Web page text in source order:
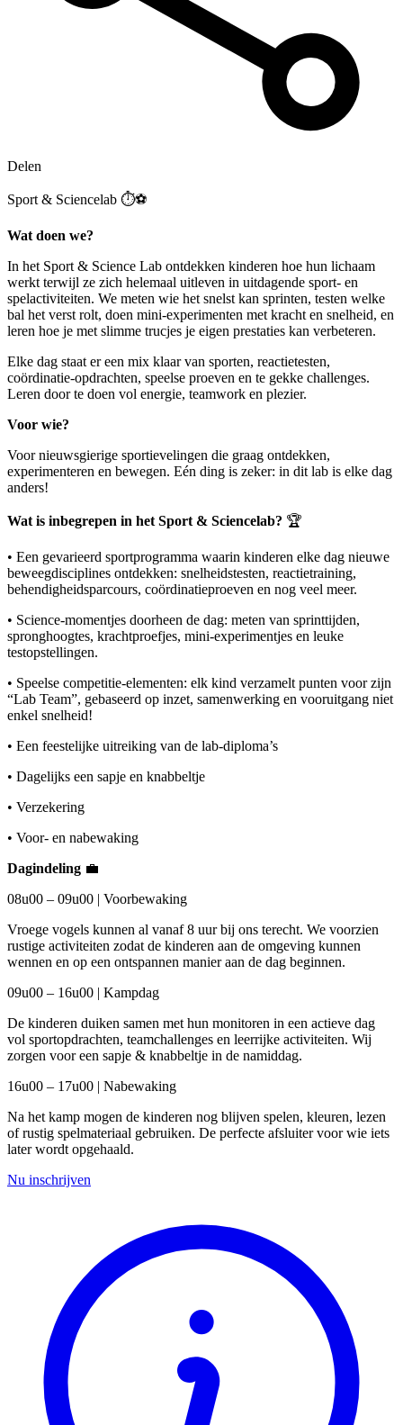
Delen
Sport & Sciencelab ⏱️⚽️
Wat doen we?
In het Sport & Science Lab ontdekken kinderen hoe hun lichaam
werkt terwijl ze zich helemaal uitleven in uitdagende sport- en
spelactiviteiten. We meten wie het snelst kan sprinten, testen welke
bal het verst rolt, doen mini-experimenten met kracht en snelheid, en
leren hoe je met slimme trucjes je eigen prestaties kan verbeteren.
Elke dag staat er een mix klaar van sporten, reactietesten,
coördinatie-opdrachten, speelse proeven en te gekke challenges.
Leren door te doen vol energie, teamwork en plezier.
Voor wie?
Voor nieuwsgierige sportievelingen die graag ontdekken,
experimenteren en bewegen. Eén ding is zeker: in dit lab is elke dag
anders!
Wat is inbegrepen in het Sport & Sciencelab? 🏆
• Een gevarieerd sportprogramma waarin kinderen elke dag nieuwe
beweegdisciplines ontdekken: snelheidstesten, reactietraining,
behendigheidsparcours, coördinatieproeven en nog veel meer.
• Science-momentjes doorheen de dag: meten van sprinttijden,
spronghoogtes, krachtproefjes, mini-experimentjes en leuke
testopstellingen.
• Speelse competitie-elementen: elk kind verzamelt punten voor zijn
“Lab Team”, gebaseerd op inzet, samenwerking en vooruitgang niet
enkel snelheid!
• Een feestelijke uitreiking van de lab-diploma’s
• Dagelijks een sapje en knabbeltje
• Verzekering
• Voor- en nabewaking
Dagindeling 💼
08u00 – 09u00 | Voorbewaking
Vroege vogels kunnen al vanaf 8 uur bij ons terecht. We voorzien
rustige activiteiten zodat de kinderen aan de omgeving kunnen
wennen en op een ontspannen manier aan de dag beginnen.
09u00 – 16u00 | Kampdag
De kinderen duiken samen met hun monitoren in een actieve dag
vol sportopdrachten, teamchallenges en leerrijke activiteiten. Wij
zorgen voor een sapje & knabbeltje in de namiddag.
16u00 – 17u00 | Nabewaking
Na het kamp mogen de kinderen nog blijven spelen, kleuren, lezen
of rustig spelmateriaal gebruiken. De perfecte afsluiter voor wie iets
later wordt opgehaald.
Nu inschrijven